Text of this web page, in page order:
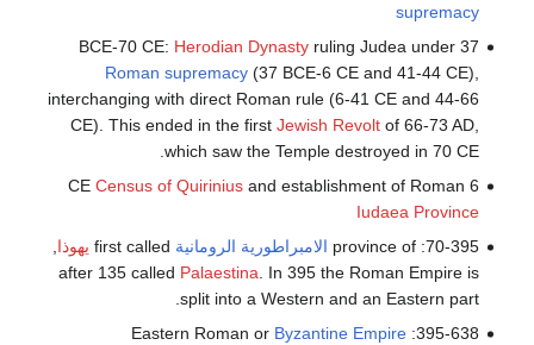
supremacy
Herodian Dynastyruling Judea under
Roman supremacy(37 BCE-6 CE and 41-44 CE),
interchanging with direct Roman rule (6-41 CE and 44-66
CE). This ended in the firstJewish Revoltof 66-73 AD,
which saw the Temple destroyed in 70 CE.
Census of Quiriniusand establishment of Roman
Iudaea Province
70-395: province of
الامبراطورية الرومانية first called يهوذا,
after 135 calledPalaestina. In 395 the Roman Empire is
split into a Western and an Eastern part.
395-638: Eastern Roman or
Byzantine Empire